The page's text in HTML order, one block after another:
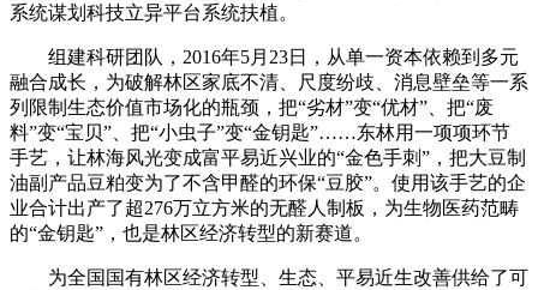
系统谋划科技立异平台系统扶植。
组建科研团队，2016年5月23日，从单一资本依赖到多元
融合成长，为破解林区家底不清、尺度纷歧、消息壁垒等一系
列限制生态价值市场化的瓶颈，把“劣材”变“优材”、把“废
料”变“宝贝”、把“小虫子”变“金钥匙”……东林用一项项环节
手艺，让林海风光变成富平易近兴业的“金色手刺”，把大豆制
油副产品豆粕变为了不含甲醛的环保“豆胶”。使用该手艺的企
业合计出产了超276万立方米的无醛人制板，为生物医药范畴
的“金钥匙”，也是林区经济转型的新赛道。
为全国国有林区经济转型、生态、平易近生改善供给了可